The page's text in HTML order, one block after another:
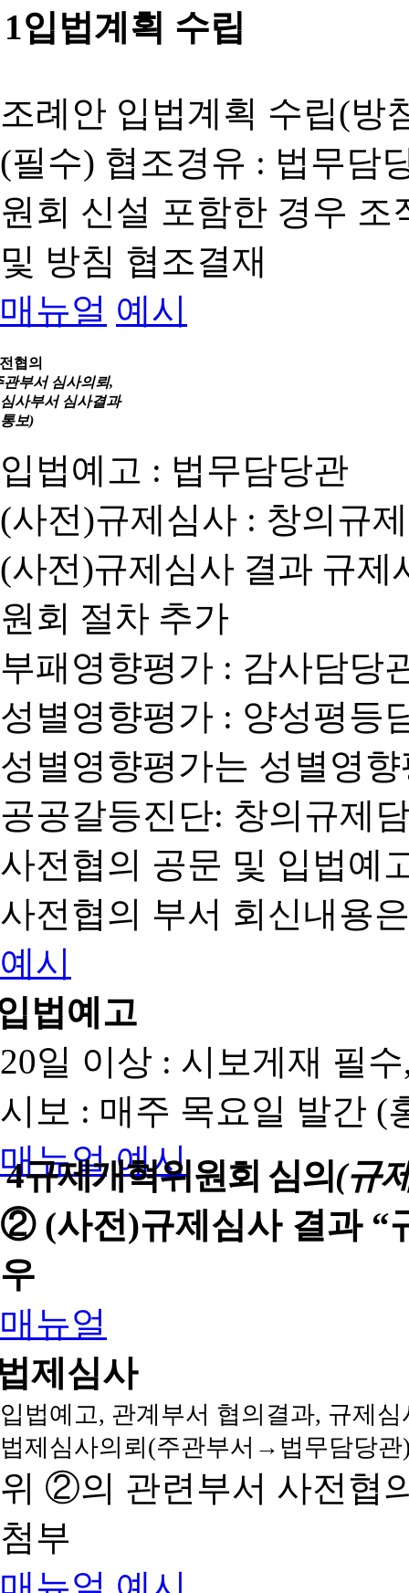
1입법계획 수립
조례안 입법계획 수립(방
(필수) 협조경유 : 법무담
원회 신설 포함한 경우
및 방침 협조결재
매뉴얼 예시
협의
관부서 심사의뢰,
심사부서 심사결과
통보)
입법예고 : 법무담당관
(사전)규제심사 : 창의규
(사전)규제심사 결과 규
원회 절차 추가
부패영향평가 : 감사담당
성별영향평가 : 양성평등
성별영향평가는 성별영
공공갈등진단: 창의규제
사전협의 공문 및 입법예
사전협의 부서 회신내용
예시
법예고
20일 이상 : 시보게재 필
시보 : 매주 목요일 발간 (
매뉴얼 예시
4규제개혁위원회 심의(규
② (사전)규제심사 결과 “
우
매뉴얼
제심사
입법예고, 관계부서 협의결과, 규제
법제심사의뢰(주관부서→법무담당
위 ②의 관련부서 사전협
첨부